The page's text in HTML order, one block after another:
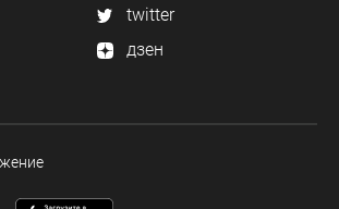
twitter
дзен